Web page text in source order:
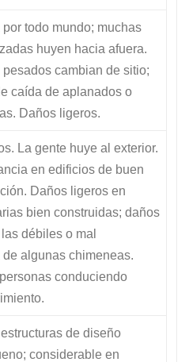
todo mundo; muchas
huyen hacia afuera.
cambian de sitio;
caída de aplanados o
Daños ligeros.
La gente huye al exterior.
en edificios de buen
Daños ligeros en
bien construidas; daños
débiles o mal
algunas chimeneas.
conduciendo
de diseño
considerable en